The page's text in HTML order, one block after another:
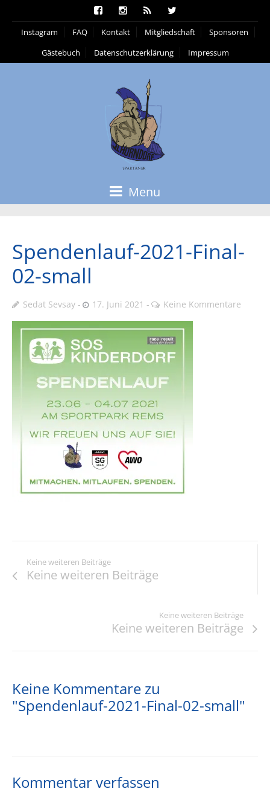
Instagram FAQ Kontakt Mitgliedschaft
Sponsoren
Gästebuch
Datenschutzerklärung Impressum
Menu
Spendenlauf-2021-Final-
02-small
Sedat Sevsay 17. Juni 2021 Keine Kommentare
Keine weiteren Beiträge
Keine weiteren Beiträge
Keine weiteren Beiträge
Keine weiteren Beiträge
Keine Kommentare zu
"Spendenlauf-2021-Final-02-small"
Kommentar verfassen